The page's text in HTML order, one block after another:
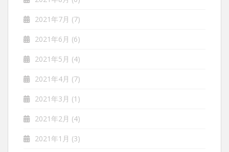
2021年7月 (7)
2021年6月 (6)
2021年5月 (4)
2021年4月 (7)
2021年3月 (1)
2021年2月 (4)
2021年1月 (3)